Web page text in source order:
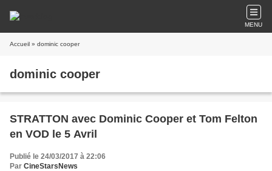
MENU
Accueil » dominic cooper
dominic cooper
STRATTON avec Dominic Cooper et Tom Felton
en VOD le 5 Avril
Publié le 24/03/2017 à 22:06
Par CineStarsNews